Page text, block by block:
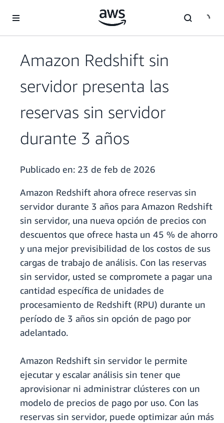
Amazon Redshift sin
servidor presenta las
reservas sin servidor
durante 3 años
Publicado en: 23 de feb de 2026
Amazon Redshift ahora ofrece reservas sin
servidor durante 3 años para Amazon Redshift
sin servidor, una nueva opción de precios con
descuentos que ofrece hasta un 45 % de ahorro
y una mejor previsibilidad de los costos de sus
cargas de trabajo de análisis. Con las reservas
sin servidor, usted se compromete a pagar una
cantidad específica de unidades de
procesamiento de Redshift (RPU) durante un
período de 3 años sin opción de pago por
adelantado.
Amazon Redshift sin servidor le permite
ejecutar y escalar análisis sin tener que
aprovisionar ni administrar clústeres con un
modelo de precios de pago por uso. Con las
reservas sin servidor, puede optimizar aún más